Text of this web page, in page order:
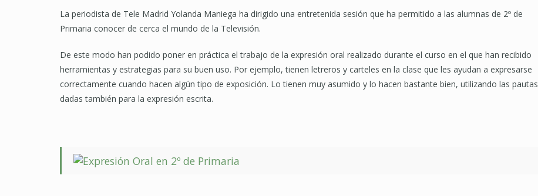
La periodista de Tele Madrid Yolanda Maniega ha dirigido una entretenida sesión que ha permitido a las alumnas de 2º de
Primaria conocer de cerca el mundo de la Televisión.
De este modo han podido poner en práctica el trabajo de la expresión oral realizado durante el curso en el que han recibido
herramientas y estrategias para su buen uso. Por ejemplo, tienen letreros y carteles en la clase que les ayudan a expresarse
correctamente cuando hacen algún tipo de exposición. Lo tienen muy asumido y lo hacen bastante bien, utilizando las pautas
dadas también para la expresión escrita.